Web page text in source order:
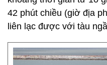
42 phút chiều (giờ địa
liên lạc được với tàu